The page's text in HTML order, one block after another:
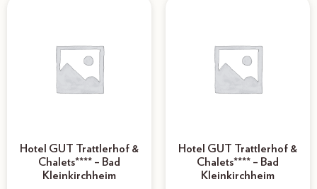
Hotel GUT Trattlerhof &
Chalets**** – Bad
Kleinkirchheim
Hotel GUT Trattlerhof &
Chalets**** – Bad
Kleinkirchheim